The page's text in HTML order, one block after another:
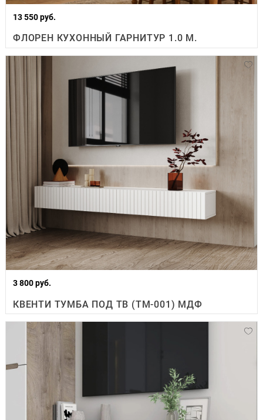
13 550 руб.
ФЛОРЕН КУХОННЫЙ ГАРНИТУР 1.0 М.
3 800 руб.
КВЕНТИ ТУМБА ПОД ТВ (ТМ-001) МДФ